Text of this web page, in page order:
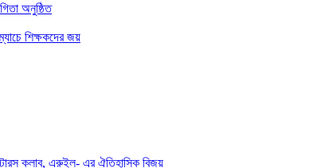
অনুষ্ঠিত
শিক্ষকদের জয়
স্টারস্ ক্লাব, এরুইল- এর ঐতিহাসিক বিজয়